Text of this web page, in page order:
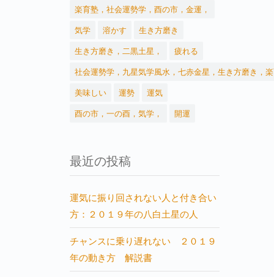
楽育塾，社会運勢学，酉の市，金運，
気学
溶かす
生き方磨き
生き方磨き，二黒土星，
疲れる
社会運勢学，九星気学風水，七赤金星，生き方磨き，
美味しい
運勢
運気
酉の市，一の酉，気学，
開運
最近の投稿
運気に振り回されない人と付き合い
方：２０１９年の八白土星の人
チャンスに乗り遅れない ２０１９
年の動き方 解説書